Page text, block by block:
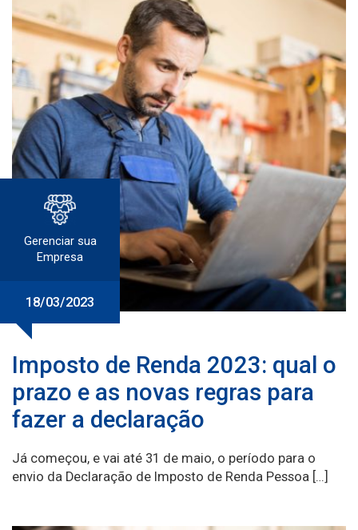
Gerenciar sua
Empresa
18/03/2023
Imposto de Renda 2023: qual o
prazo e as novas regras para
fazer a declaração
Já começou, e vai até 31 de maio, o período para o
envio da Declaração de Imposto de Renda Pessoa […]